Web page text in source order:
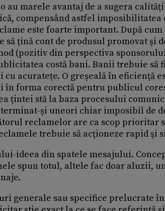
au marele avantaj de a sugera
compensând astfel imposibilitatea
este foarte important. După cum
ţină cont de produsul promovat şi
(pozitiv din perspectiva
costă bani. Banii trebuie să
acurateţe. O greşeală în eficienţă
în forma corectă pentru publicul
ţintei stă la baza procesului
şi uneori chiar imposibil de
reclamelor are ca scop prioritar
trebuie să acţioneze rapid şi
ideea din spatele mesajului.
spun totul, altele fac doar aluzii,
generale sau specifice prelucrate